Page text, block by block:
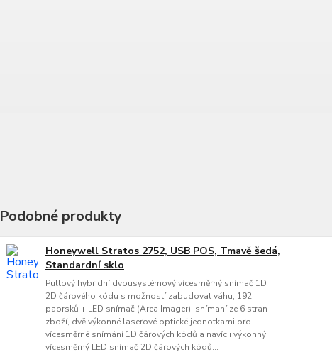
Podobné produkty
Honeywell Stratos 2752, USB POS, Tmavě šedá,
Standardní sklo
Pultový hybridní dvousystémový vícesměrný snímač 1D i
2D čárového kódu s možností zabudovat váhu, 192
paprsků + LED snímač (Area Imager), snímaní ze 6 stran
zboží, dvě výkonné laserové optické jednotkami pro
vícesměrné snímání 1D čárových kódů a navíc i výkonný
vícesměrný LED snímač 2D čárových kódů...